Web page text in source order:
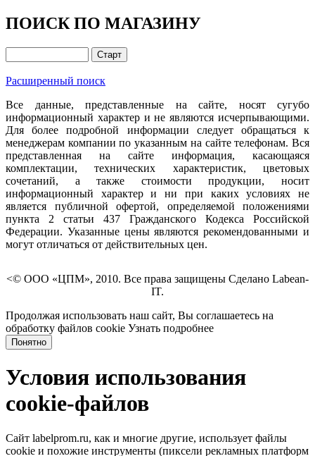
ПОИСК ПО МАГАЗИНУ
Расширенный поиск
Все данные, представленные на сайте, носят сугубо
информационный характер и не являются исчерпывающими.
Для более подробной информации следует обращаться к
менеджерам компании по указанным на сайте телефонам. Вся
представленная на сайте информация, касающаяся
комплектации, технических характеристик, цветовых
сочетаний, а также стоимости продукции, носит
информационный характер и ни при каких условиях не
является публичной офертой, определяемой положениями
пункта 2 статьи 437 Гражданского Кодекса Российской
Федерации. Указанные цены являются рекомендованными и
могут отличаться от действительных цен.
<© ООО «ЦПМ», 2010. Все права защищены Сделано Labean-
IT.
Продолжая использовать наш сайт, Вы соглашаетесь на
обработку файлов cookie Узнать подробнее
Понятно
Условия использования
cookie-файлов
Сайт labelprom.ru, как и многие другие, использует файлы
cookie и похожие инструменты (пиксели рекламных платформ